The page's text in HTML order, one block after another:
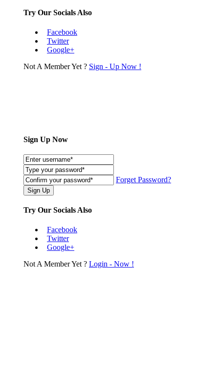
Try Our Socials Also
Facebook
Twitter
Google+
Not A Member Yet ? Sign - Up Now !
Sign Up Now
Forget Password?
Try Our Socials Also
Facebook
Twitter
Google+
Not A Member Yet ? Login - Now !